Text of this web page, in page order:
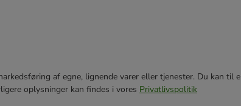
af egne, lignende varer eller tjenester. Du kan
oplysninger kan findes i vores Privatlivspolitik